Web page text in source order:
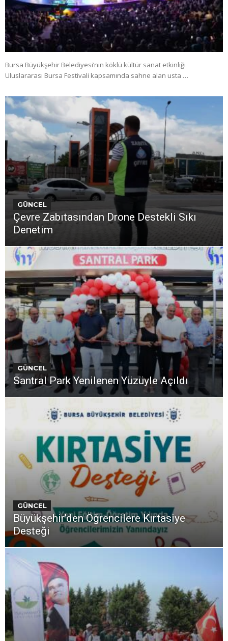
Bursa Büyükşehir Belediyesi’nin köklü kültür sanat etkinliği
Uluslararası Bursa Festivali kapsamında sahne alan usta …
GÜNCEL
Çevre Zabıtasından Drone Destekli Sıkı
Denetim
GÜNCEL
Santral Park Yenilenen Yüzüyle Açıldı
GÜNCEL
Büyükşehir’den Öğrencilere Kırtasiye
Desteği